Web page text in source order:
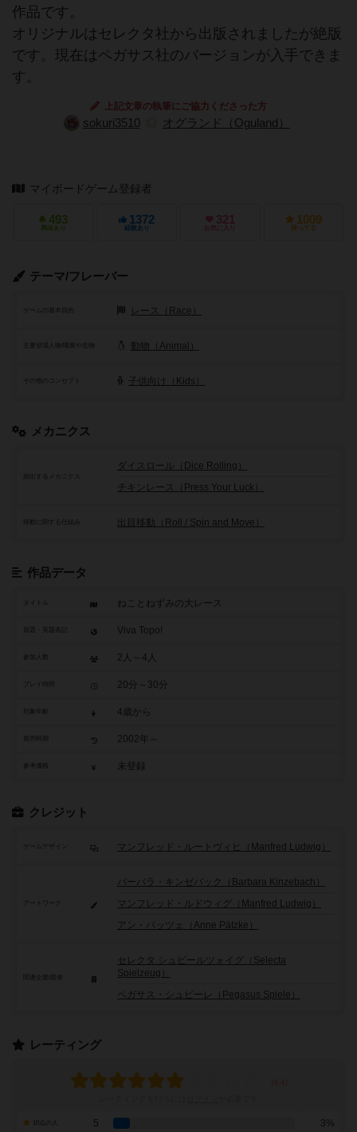
作品です。
オリジナルはセレクタ社から出版されましたが絶版
です。現在はペガサス社のバージョンが入手できま
す。
上記文章の執筆にご協力くださった方
sokuri3510 オグランド（Oguland）
マイボードゲーム登録者
493
興味あり
1372
経験あり
321
お気に入り
1009
持ってる
テーマ/フレーバー
ゲームの基本目的 レース（Race）
動物（Animal）
その他のコンセプト 子供向け（Kids）
メカニクス
頻出するメカニクス
ダイスロール（Dice Rolling）
チキンレース（Press Your Luck）
移動に関する仕組み 出目移動（Roll / Spin and Move）
作品データ
タイトル ねことねずみの大レース
Viva Topo!
参加人数 2人～4人
20分～30分
4歳から
2002年～
参考価格 未登録
クレジット
ゲームデザイン マンフレッド・ルートヴィヒ（Manfred Ludwig）
アートワーク
バーバラ・キンゼバック（Barbara Kinzebach）
マンフレッド・ルドウィグ（Manfred Ludwig）
アン・パッツェ（Anne Pätzke）
セレクタ シュピールツォイグ（Selecta
Spielzeug）
ペガサス・シュピーレ（Pegasus Spiele）
レーティング
5 3%